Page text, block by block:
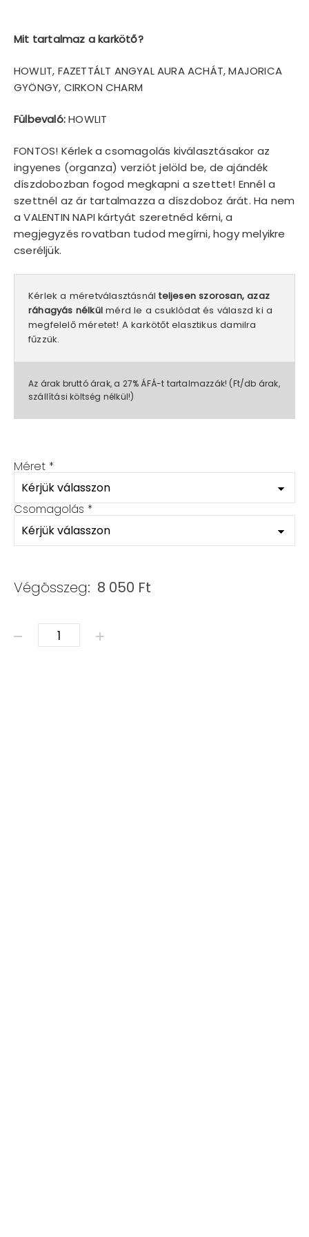
Mit tartalmaz a karkötő?
HOWLIT, FAZETTÁLT ANGYAL AURA ACHÁT, MAJORICA
GYÖNGY, CIRKON CHARM
Fülbevaló:HOWLIT
FONTOS! Kérlek a csomagolás kiválasztásakor az
ingyenes (organza) verziót jelöld be, de ajándék
díszdobozban fogod megkapni a szettet! Ennél a
szettnél az ár tartalmazza a díszdoboz árát. Ha nem
a VALENTIN NAPI kártyát szeretnéd kérni, a
megjegyzés rovatban tudod megírni, hogy melyikre
cseréljük.
Kérlek a méretválasztásnálteljesen szorosan, azaz
ráhagyás nélkül mérd le a csuklódat és válaszd ki a
megfelelő méretet! A karkötőt elasztikus damilra
fűzzük.
Az árak bruttó árak, a 27% ÁFÁ-t tartalmazzák! (Ft/db árak,
szállítási költség nélkül!)
Méret *
Csomagolás *
Végösszeg: 8 050 Ft